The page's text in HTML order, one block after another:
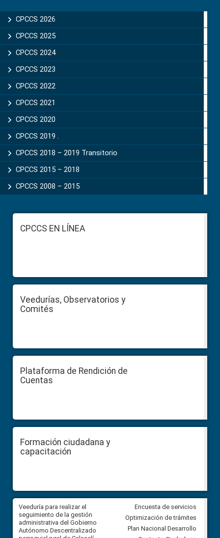
Sidebar
CPCCS 2026
CPCCS 2025
CPCCS 2024
CPCCS 2023
CPCCS 2022
CPCCS 2021
CPCCS 2020
CPCCS 2019 .
CPCCS 2018 – 2019 Transitorio
CPCCS 2015 – 2018
CPCCS 2008 – 2015
FooterCPCCS EN LÍNEA
Veedurías, Observatorios y
Comités
Plataforma de Rendición de
Cuentas
Formación ciudadana y
capacitación
Veeduría para realizar el
seguimiento de la gestión
administrativa del Gobierno
Autónomo Descentralizado
Veeduría para vigilar los
derivados de la Audiencia
comunidad Urbina, parroquia
Encuesta de servicios
Optimización de trámites
Plan Nacional Desarrollo